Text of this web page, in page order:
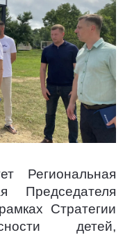
Региональная
Председателя
Стратегии
детей,